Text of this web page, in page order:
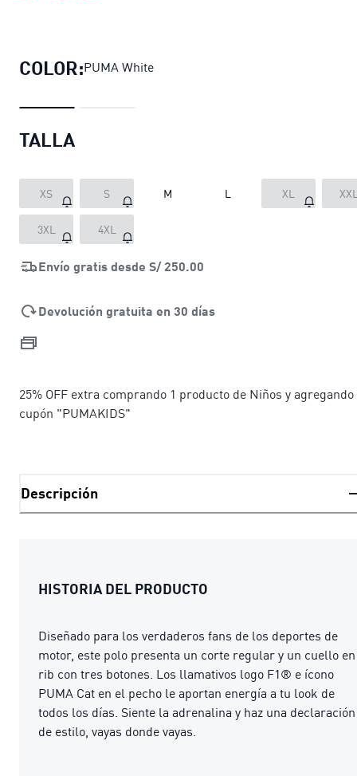
COLOR:PUMA White
TALLA
XS S M L XL
3XL 4XL
Envío gratis desde S/ 250.00
Devolución gratuita en 30 días
25% OFF extra comprando 1 producto de Niños y
cupón "PUMAKIDS"
Descripción
HISTORIA DEL PRODUCTO
Diseñado para los verdaderos fans de los deportes de
motor, este polo presenta un corte regular y un cuello en
rib con tres botones. Los llamativos logo F1® e ícono
PUMA Cat en el pecho le aportan energía a tu look de
todos los días. Siente la adrenalina y haz una declaración
de estilo, vayas donde vayas.